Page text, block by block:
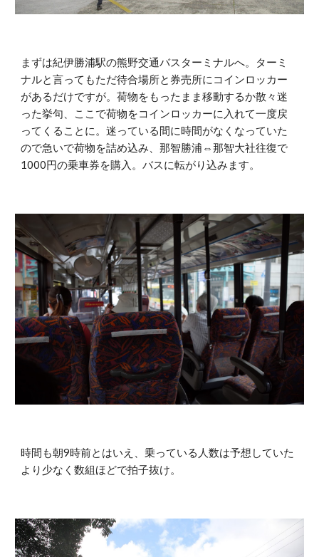
まずは紀伊勝浦駅の熊野交通バスターミナルへ。ターミ
ナルと言ってもただ待合場所と券売所にコインロッカー
があるだけですが。荷物をもったまま移動するか散々迷
った挙句、ここで荷物をコインロッカーに入れて一度戻
ってくることに。迷っている間に時間がなくなっていた
ので急いで荷物を詰め込み、那智勝浦⇔那智大社往復で
1000円の乗車券を購入。バスに転がり込みます。
時間も朝9時前とはいえ、乗っている人数は予想していた
より少なく数組ほどで拍子抜け。